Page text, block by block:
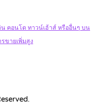
คอนโด ทาวน์เฮ้าส์ หรืออื่นๆ บน
รขายเพิ่มสูง